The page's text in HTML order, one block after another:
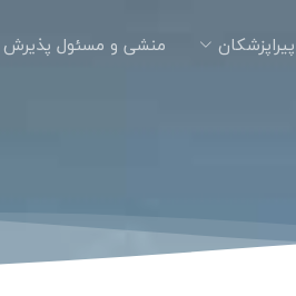
منشی و مسئول پذیرش